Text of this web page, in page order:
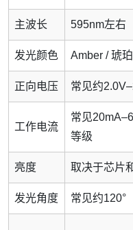
主波长 595nm左右
发光颜色 Amber / 琥
正向电压 常见约
工作电流
常见
等级
亮度 取决于芯片
发光角度 常见约120°